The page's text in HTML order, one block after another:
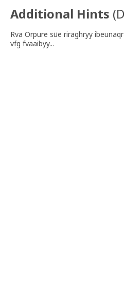
Additional Hints (
Rva Orpure süe riraghryy
vfg fvaaibyy...